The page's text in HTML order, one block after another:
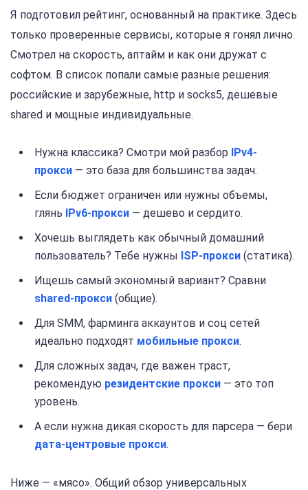
Я подготовил рейтинг, основанный на практике. Здесь
только проверенные сервисы, которые я гонял лично.
Смотрел на скорость, аптайм и как они дружат с
софтом. В список попали самые разные решения:
российские и зарубежные, http и socks5, дешевые
shared и мощные индивидуальные.
Нужна классика? Смотри мой разбор IPv4-
прокси — это база для большинства задач.
Если бюджет ограничен или нужны объемы,
глянь IPv6-прокси — дешево и сердито.
Хочешь выглядеть как обычный домашний
пользователь? Тебе нужны ISP-прокси (статика).
Ищешь самый экономный вариант? Сравни
shared-прокси (общие).
Для SMM, фарминга аккаунтов и соц сетей
идеально подходят мобильные прокси.
Для сложных задач, где важен траст,
рекомендую резидентские прокси — это топ
уровень.
А если нужна дикая скорость для парсера — бери
дата-центровые прокси.
Ниже — «мясо». Общий обзор универсальных